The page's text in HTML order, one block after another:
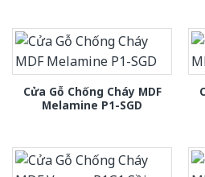
Cửa Gỗ Chống Cháy MDF
Melamine P1-SGD